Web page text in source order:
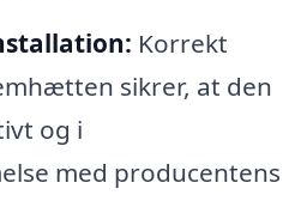
Korrekt
sikrer, at den
og i
med producentens